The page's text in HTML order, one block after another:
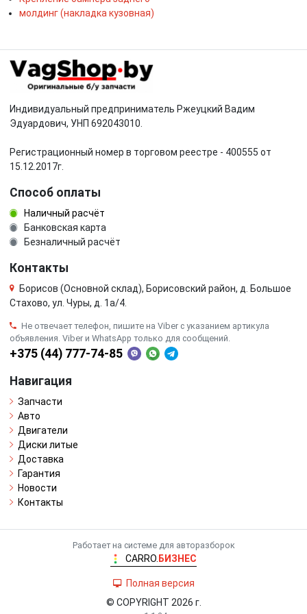
молдинг (накладка кузовная)
Индивидуальный предприниматель Ржеуцкий Вадим
Эдуардович, УНП 692043010.
Регистрационный номер в торговом реестре - 400555 от
15.12.2017г.
Способ оплаты
Наличный расчёт
Банковская карта
Безналичный расчёт
Контакты
Борисов (Основной склад), Борисовский район, д. Большое
Стахово, ул. Чуры, д. 1a/4.
Не отвечает телефон, пишите на Viber с указанием артикула
объявления. Viber и WhatsApp только для сообщений.
+375 (44) 777-74-85
Навигация
Запчасти
Авто
Двигатели
Диски литые
Доставка
Гарантия
Новости
Контакты
Работает на системе для авторазборок
CARRO. БИЗНЕС
Полная версия
© COPYRIGHT 2026 г.